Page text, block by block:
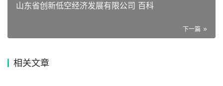
山东省创新低空经济发展有限公司 百科
下一篇
相关文章